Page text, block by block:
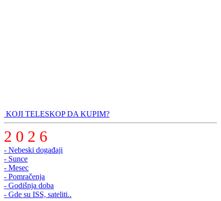
KOJI TELESKOP DA KUPIM?
2 0 2 6
- Nebeski događaji
- Sunce
- Mesec
- Pomračenja
- Godišnja doba
- Gde su ISS, sateliti..